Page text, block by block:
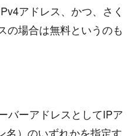
アドレス、かつ、さく
の場合は無料というのも
バーアドレスとしてIPア
名）のいずれかを指定す